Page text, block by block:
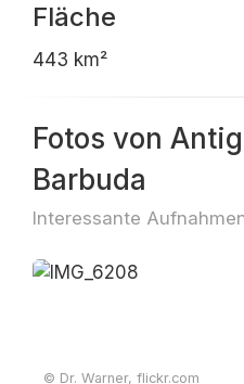
Fläche
443 km²
Fotos von
Barbuda
Interessante
© Dr. Warner, flickr.com